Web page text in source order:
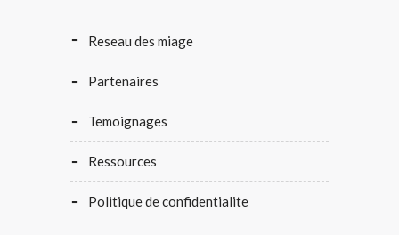
reseau des miage
partenaires
temoignages
ressources
politique de confidentialite